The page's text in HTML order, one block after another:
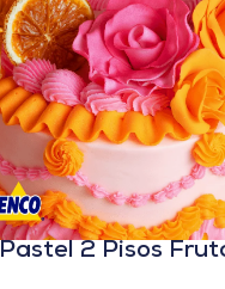
Pastel 2 Pisos